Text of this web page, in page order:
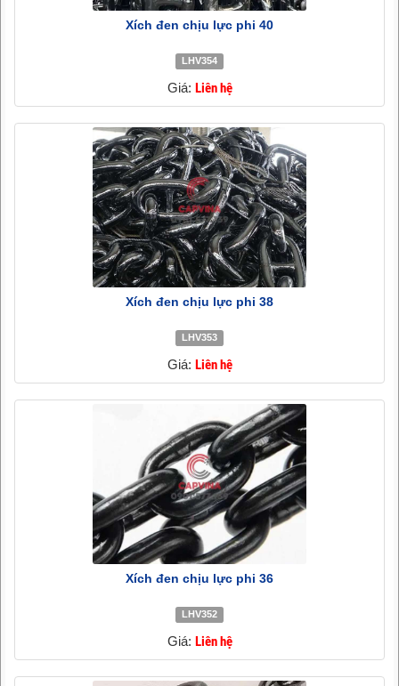
Xích đen chịu lực phi 40
LHV354
Giá: Liên hệ
Xích đen chịu lực phi 38
LHV353
Giá: Liên hệ
Xích đen chịu lực phi 36
LHV352
Giá: Liên hệ